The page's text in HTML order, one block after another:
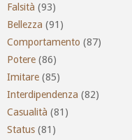
Falsità (93)
Bellezza (91)
Comportamento (87)
Potere (86)
Imitare (85)
Interdipendenza (82)
Casualità (81)
Status (81)